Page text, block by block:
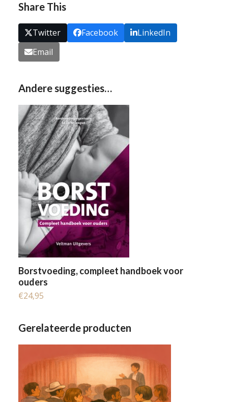
Share This
Twitter Facebook
LinkedIn
Email
Andere suggesties…
Borstvoeding, compleet handboek voor
ouders
€24,95
Gerelateerde producten